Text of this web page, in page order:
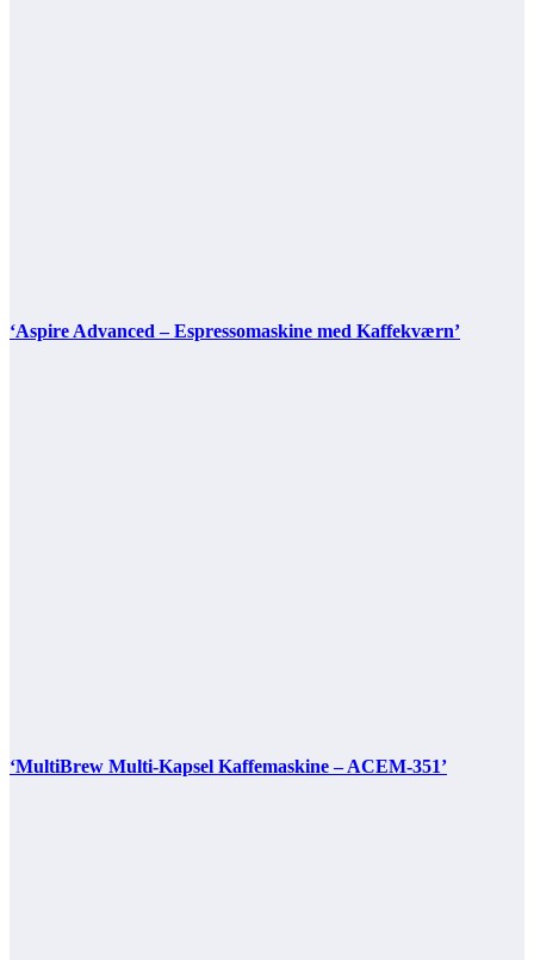
‘Aspire Advanced – Espressomaskine med Kaffekværn’
‘MultiBrew Multi-Kapsel Kaffemaskine – ACEM-351’